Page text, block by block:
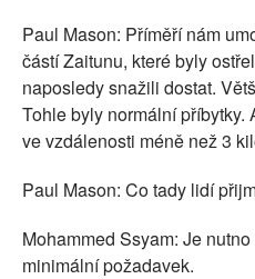
Paul Mason: Příměří nám
částí Zaitunu, které byly
naposledy snažili dostat.
Tohle byly normální příbytky.
ve vzdálenosti méně než 3
Paul Mason: Co tady lidí
Mohammed Ssyam: Je
minimální požadavek.